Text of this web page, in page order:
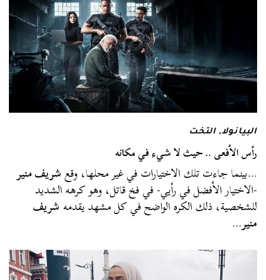
البيانولا,التخت
رأس الأفعى .. حيث لا شيء في مكانه
…بينما جاءت تلك الاختيارات في غير محلها، وقعشريف منير
-الاختيار الأفضل في رأيي- في فخ قاتل، وهو كرهه الشديد
للشخصية، ذلك الكره الواضح في كل مشهد يقدمه شريف
منير…